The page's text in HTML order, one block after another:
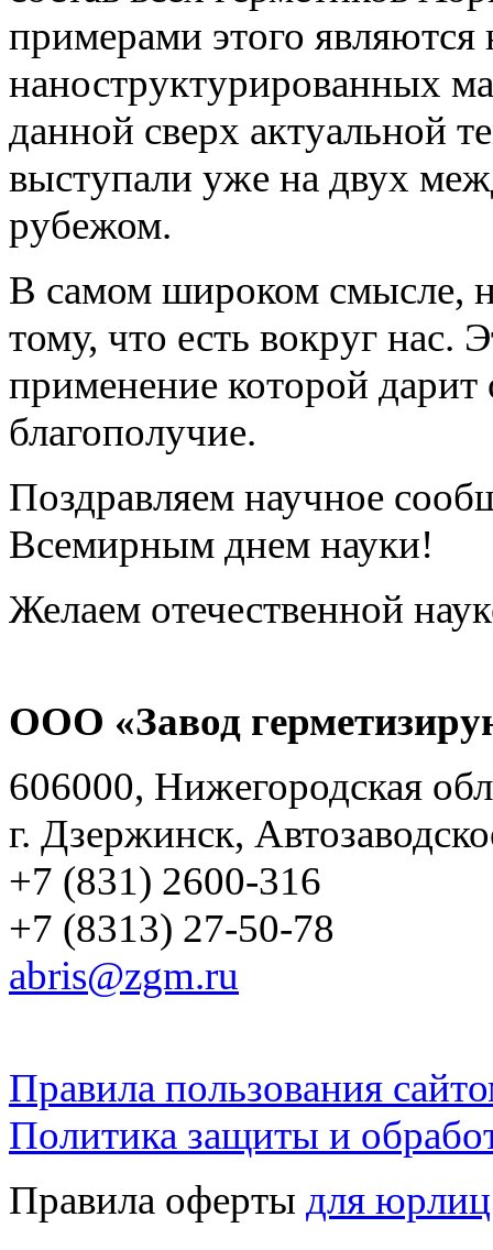
примерами этого являются
наноструктурированных
данной сверх актуальной
выступали уже на двух
рубежом.
В самом широком смысле,
тому, что есть вокруг нас.
применение которой
благополучие.
Поздравляем научное
Всемирным днем науки!
Желаем отечественной
ООО «Завод
606000, Нижегородская
г. Дзержинск,
+7 (831) 2600-316
+7 (8313) 27-50-78
abris@zgm.ru
Правила пользования
Политика защиты и
Правила оферты для